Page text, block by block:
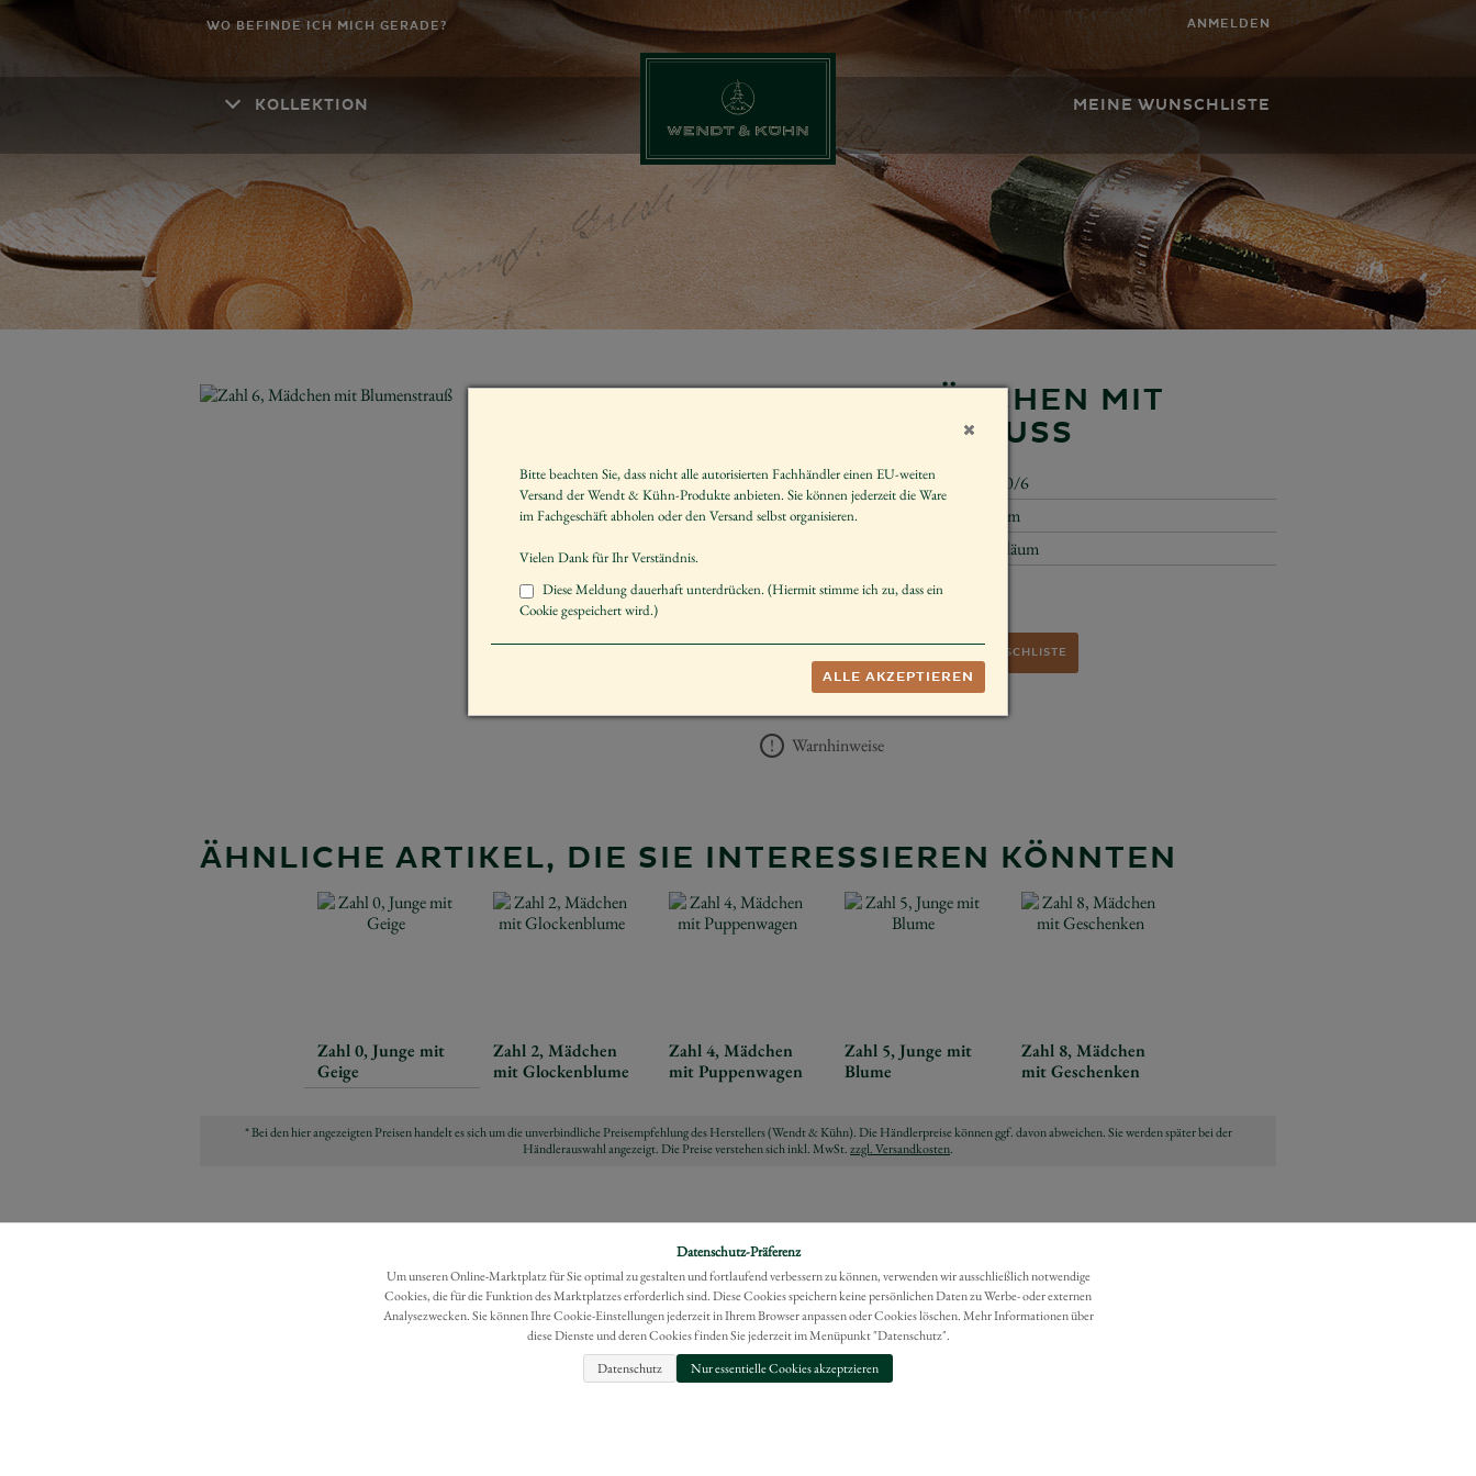
WO BEFINDE ICH MICH GERADE? ANMELDEN
KOLLEKTION MEINE WUNSCHLISTE
ZAHL 6, MÄDCHEN MIT
BLUMENSTRAUSS
Artikelnummer
5330/6
Größe der Figur / Spieldose
17 cm
Jubiläum
UVP *138,00 €
AUF DIE WUNSCHLISTE
Warnhinweise
ÄHNLICHE ARTIKEL, DIE SIE INTERESSIEREN KÖNNTEN
Zahl 0, Junge mit
Geige
Zahl 2, Mädchen
mit Glockenblume
Zahl 4, Mädchen
mit Puppenwagen
Zahl 5, Junge mit
Blume
Zahl 8, Mädchen
mit Geschenken
* Bei den hier angezeigten Preisen handelt es sich um die unverbindliche Preisempfehlung des Herstellers (Wendt & Kühn). Die Händlerpreise können ggf. davon abweichen. Sie werden später bei der
Händlerauswahl angezeigt. Die Preise verstehen sich inkl. MwSt.zzgl. Versandkosten.
Datenschutz-Präferenz
Um unseren Online-Marktplatz für Sie optimal zu gestalten und fortlaufend verbessern zu können, verwenden wir ausschließlich notwendige
Cookies, die für die Funktion des Marktplatzes erforderlich sind. Diese Cookies speichern keine persönlichen Daten zu Werbe- oder externen
Analysezwecken. Sie können Ihre Cookie-Einstellungen jederzeit in Ihrem Browser anpassen oder Cookies löschen. Mehr Informationen über
diese Dienste und deren Cookies finden Sie jederzeit im Menüpunkt "Datenschutz".
Datenschutz
Nur essentielle Cookies akzeptzieren
Bitte beachten Sie, dass nicht alle autorisierten Fachhändler einen EU-weiten
Versand der Wendt & Kühn-Produkte anbieten. Sie können jederzeit die Ware
im Fachgeschäft abholen oder den Versand selbst organisieren.
Vielen Dank für Ihr Verständnis.
Diese Meldung dauerhaft unterdrücken. (Hiermit stimme ich zu, dass ein
Cookie gespeichert wird.)
ALLE AKZEPTIEREN